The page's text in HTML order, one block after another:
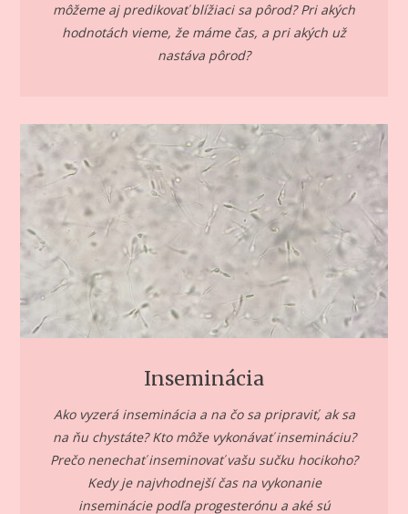
môžeme aj predikovať blížiaci sa pôrod? Pri akých
hodnotách vieme, že máme čas, a pri akých už
nastáva pôrod?
Inseminácia
Ako vyzerá inseminácia a na čo sa pripraviť, ak sa
na ňu chystáte? Kto môže vykonávať insemináciu?
Prečo nenechať inseminovať vašu sučku hocikoho?
Kedy je najvhodnejší čas na vykonanie
inseminácie podľa progesterónu a aké sú